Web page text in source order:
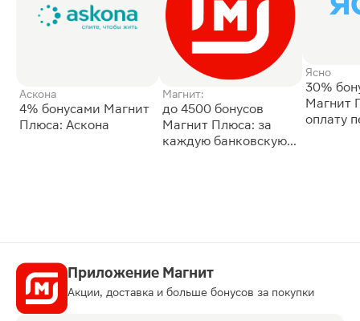
Аскона
4% бонусами Магнит
Плюса: Аскона
Магнит:
до 4500 бонусов
Магнит Плюса: за
каждую банковскую
Ясно
30%
Магнит
оплату
Приложение Магнит
Акции, доставка и больше бонусов за покупки